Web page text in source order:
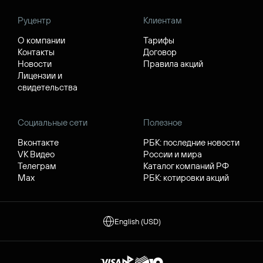
Руцентр
О компании
Контакты
Новости
Лицензии и
свидетельства
Клиентам
Тарифы
Договор
Правила акций
Социальные сети
Вконтакте
VK Видео
Телеграм
Max
Полезное
РБК: последние новости
России и мира
Каталог компаний РФ
РБК: котировки акций
English (USD)